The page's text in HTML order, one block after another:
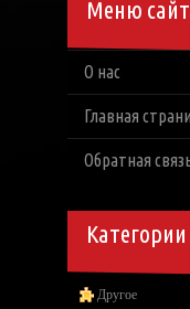
Меню
О нас
Главная
Обратная
Другое